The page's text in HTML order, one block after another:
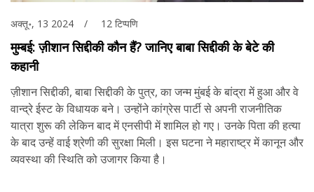
अक्तू॰, 13 2024 12 टिप्पणि
मुम्बई: ज़ीशान सिद्दीकी कौन हैं? जानिए बाबा सिद्दीकी के बेटे की
कहानी
ज़ीशान सिद्दीकी, बाबा सिद्दीकी के पुत्र, का जन्म मुंबई के बांद्रा में हुआ और वे
वान्द्रे ईस्ट के विधायक बने। उन्होंने कांग्रेस पार्टी से अपनी राजनीतिक
यात्रा शुरू की लेकिन बाद में एनसीपी में शामिल हो गए। उनके पिता की हत्या
के बाद उन्हें वाई श्रेणी की सुरक्षा मिली। इस घटना ने महाराष्ट्र में कानून और
व्यवस्था की स्थिति को उजागर किया है।